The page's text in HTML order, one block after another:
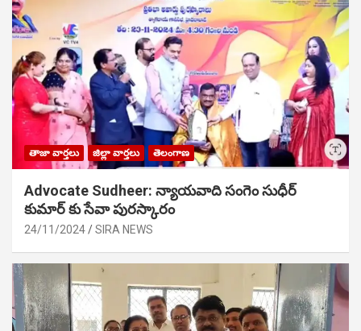
తాజా వార్తలు జిల్లా వార్తలు తెలంగాణ
Advocate Sudheer: న్యాయవాది సంగెం సుధీర్
కుమార్ కు సేవా పురస్కారం
24/11/2024 SIRA NEWS